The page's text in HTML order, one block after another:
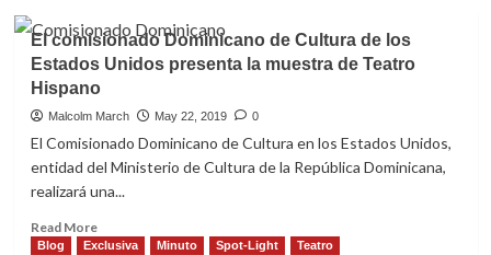
Quaren’Talent
“Dance”
Edition
El comisionado Dominicano de Cultura de los
Estados Unidos presenta la muestra de Teatro
Hispano
Malcolm March May 22, 2019 0
El Comisionado Dominicano de Cultura en los Estados Unidos,
entidad del Ministerio de Cultura de la República Dominicana,
realizará una...
Read MoreRead
more
Blog Exclusiva Minuto Spot-Light Teatro